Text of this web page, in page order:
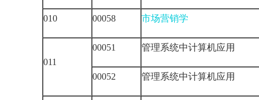
010 00058 市场营销学
011
00051 管理系统中计算机应用
00052 管理系统中计算机应用